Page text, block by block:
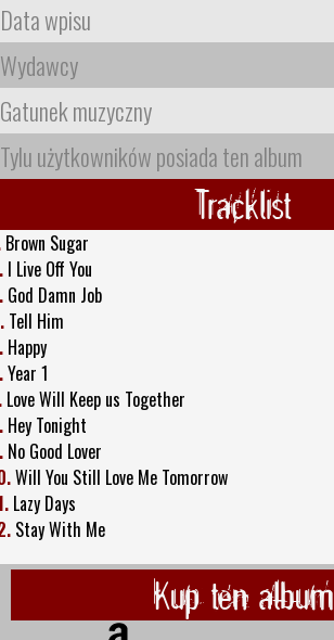
Data wpisu
Wydawcy
Gatunek muzyczny
Tylu użytkowników posiada ten album
Tracklist
Brown Sugar
I Live Off You
God Damn Job
Tell Him
Happy
Year 1
Love Will Keep us Together
Hey Tonight
No Good Lover
Will You Still Love Me Tomorrow
Lazy Days
Stay With Me
Kup ten album